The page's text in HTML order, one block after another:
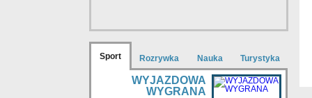
Sport Rozrywka Nauka Turystyka
WYJAZDOWA
WYGRANA